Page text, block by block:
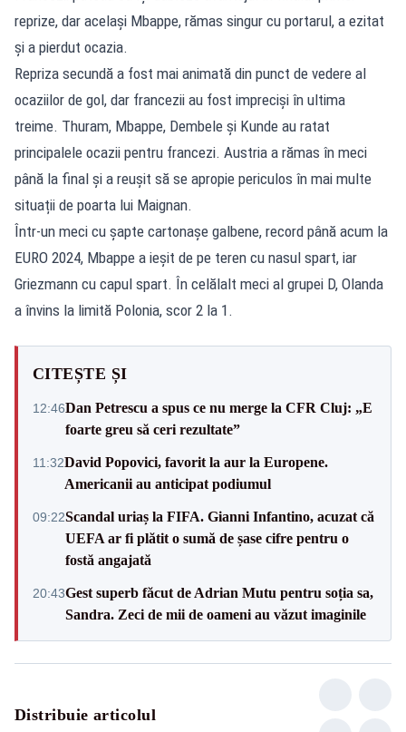
reprize, dar același Mbappe, rămas singur cu portarul, a ezitat
şi a pierdut ocazia.
Repriza secundă a fost mai animată din punct de vedere al
ocaziilor de gol, dar francezii au fost impreciși în ultima
treime. Thuram, Mbappe, Dembele și Kunde au ratat
principalele ocazii pentru francezi. Austria a rămas în meci
până la final și a reușit să se apropie periculos în mai multe
situații de poarta lui Maignan.
Într-un meci cu şapte cartonaşe galbene, record până acum la
EURO 2024, Mbappe a ieşit de pe teren cu nasul spart, iar
Griezmann cu capul spart. În celălalt meci al grupei D, Olanda
a învins la limită Polonia, scor 2 la 1.
CITEȘTE ȘI
12:46Dan Petrescu a spus ce nu merge la CFR Cluj: „E
foarte greu să ceri rezultate”
11:32David Popovici, favorit la aur la Europene.
Americanii au anticipat podiumul
09:22Scandal uriaș la FIFA. Gianni Infantino, acuzat că
UEFA ar fi plătit o sumă de șase cifre pentru o
fostă angajată
20:43Gest superb făcut de Adrian Mutu pentru soția sa,
Sandra. Zeci de mii de oameni au văzut imaginile
Distribuie articolul